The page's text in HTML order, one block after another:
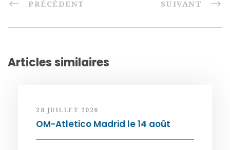
PRÉCÉDENT SUIVANT
Articles similaires
28 JUILLET 2026
OM-Atletico Madrid le 14 août